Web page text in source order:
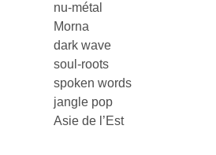
nu-métal
Morna
dark wave
soul-roots
spoken words
jangle pop
Asie de l’Est